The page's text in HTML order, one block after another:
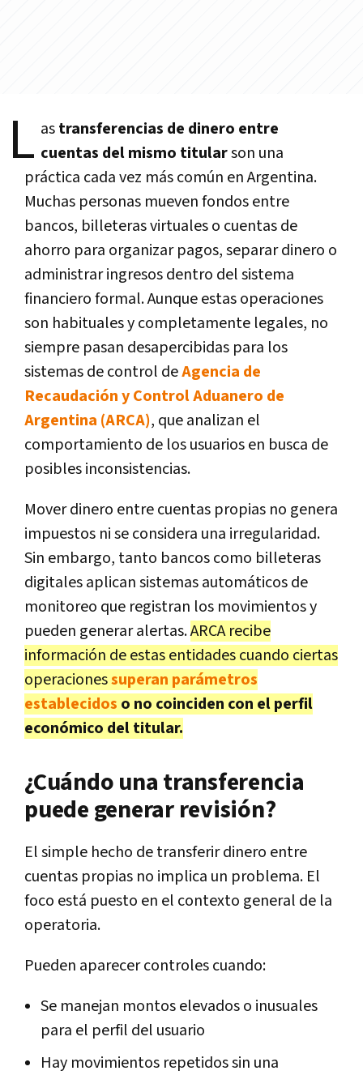
L astransferencias de dinero entre
cuentas del mismo titularson una
práctica cada vez más común en Argentina.
Muchas personas mueven fondos entre
bancos, billeteras virtuales o cuentas de
ahorro para organizar pagos, separar dinero o
administrar ingresos dentro del sistema
financiero formal. Aunque estas operaciones
son habituales y completamente legales, no
siempre pasan desapercibidas para los
sistemas de control deAgencia de
Recaudación y Control Aduanero de
Argentina (ARCA), que analizan el
comportamiento de los usuarios en busca de
posibles inconsistencias.
Mover dinero entre cuentas propias no genera
impuestos ni se considera una irregularidad.
Sin embargo, tanto bancos como billeteras
digitales aplican sistemas automáticos de
monitoreo que registran los movimientos y
pueden generar alertas.ARCA recibe
información de estas entidades cuando ciertas
operacionessuperan parámetros
establecidos o no coinciden con el perfil
económico del titular.
¿Cuándo una transferencia
puede generar revisión?
El simple hecho de transferir dinero entre
cuentas propias no implica un problema. El
foco está puesto en el contexto general de la
operatoria.
Pueden aparecer controles cuando:
Se manejan montos elevados o inusuales
para el perfil del usuario
Hay movimientos repetidos sin una